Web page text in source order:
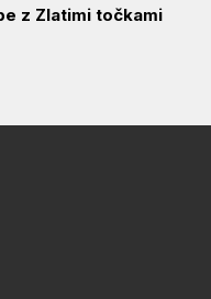
z Zlatimi točkami